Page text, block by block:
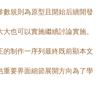
規則為原型且開始后續開發
也可以實施繼續討論實施。
制作一序列最終既前顯本文
重要界面細節展開方向為了學